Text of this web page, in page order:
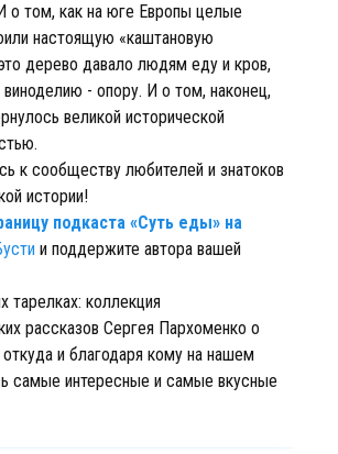
о том, как на юге Европы целые
настоящую «каштановую
дерево давало людям еду и кров,
- опору. И о том, наконец,
великой исторической
к сообществу любителей и знатоков
истории!
подкаста «Суть еды» на
и поддержите автора вашей
тарелках: коллекция
рассказов Сергея Пархоменко о
откуда и благодаря кому на нашем
самые интересные и самые вкусные